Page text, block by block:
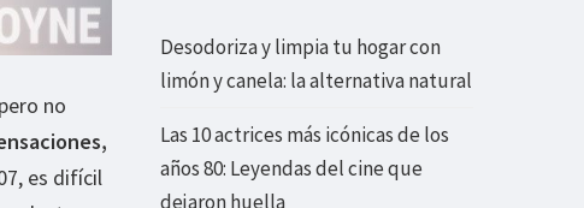
no
es difícil
Desodoriza y limpia tu hogar con
limón y canela: la alternativa natural
Las 10 actrices más icónicas de los
años 80: Leyendas del cine que
dejaron huella